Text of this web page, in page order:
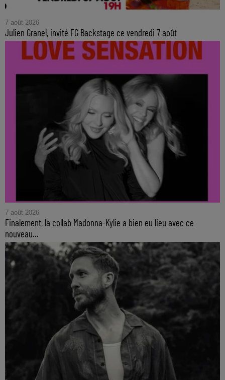
7 août 2026
Julien Granel, invité FG Backstage ce vendredi 7 août
7 août 2026
Finalement, la collab Madonna-Kylie a bien eu lieu avec ce
nouveau...